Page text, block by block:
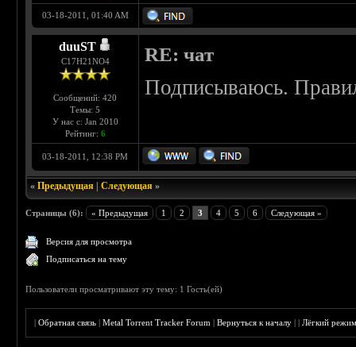
03-18-2011, 01:40 AM
duuST
С17H21NO4
Сообщений: 420
Темы: 5
У нас с: Jan 2010
Рейтинг: 6
RE: чат
Подписываюсь.
03-18-2011, 12:38 PM
«Предыдущая |Следующая »
Страницы (6): « Предыдущая 1 2 3 4 5 6 Следующая »
Версия для просмотра
Подписаться на тему
Пользователи просматривают эту тему: 1 Гость(ей)
|Обратная связь |Metal Torrent Tracker Forum |Вернуться к началу ||Лёгкий